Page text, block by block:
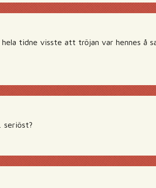
tidne visste att tröjan var hennes å